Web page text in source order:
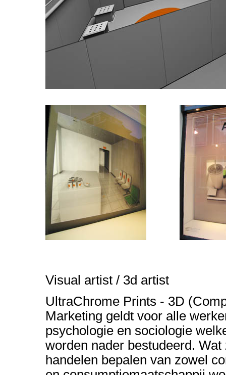
Visual artist / 3d artist
UltraChrome Prints - 3D
Marketing geldt voor alle
psychologie en sociologie
worden nader bestudeerd.
handelen bepalen van zowel